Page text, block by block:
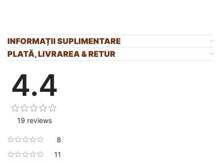
INFORMAȚII SUPLIMENTARE
PLATĂ, LIVRAREA & RETUR
4.4
19 reviews
8
11